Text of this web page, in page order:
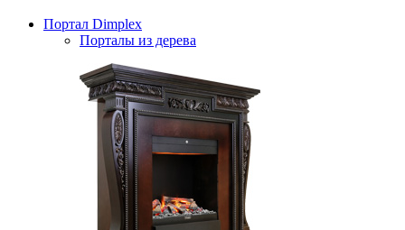
Портал Dimplex
Порталы из дерева